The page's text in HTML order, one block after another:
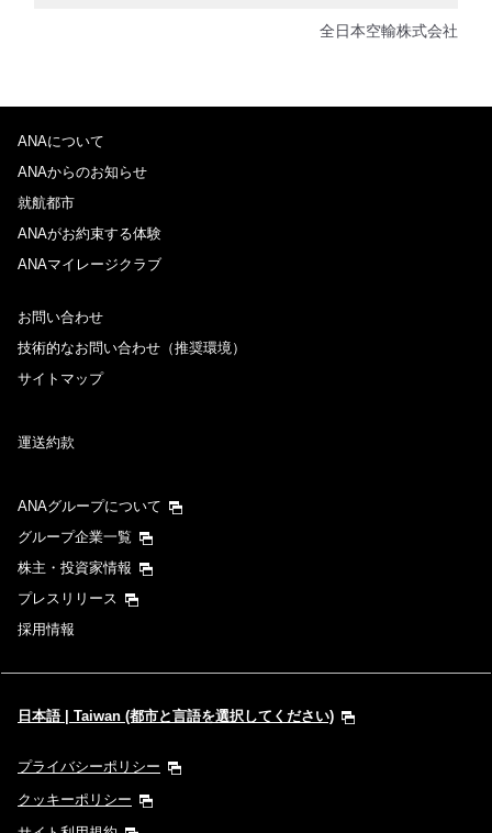
全日本空輸株式会社
ANAについて
ANAからのお知らせ
就航都市
ANAがお約束する体験
ANAマイレージクラブ
お問い合わせ
技術的なお問い合わせ（推奨環境）
サイトマップ
運送約款
ANAグループについて
グループ企業一覧
株主・投資家情報
プレスリリース
採用情報
日本語 | Taiwan (都市と言語を選択してください)
プライバシーポリシー
クッキーポリシー